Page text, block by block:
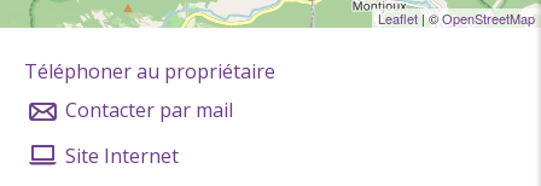
Leaflet | ©OpenStreetMap
Téléphoner au propriétaire
Contacter par mail
Site Internet